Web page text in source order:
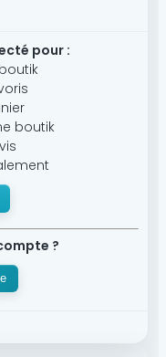
pour :
boutik
?